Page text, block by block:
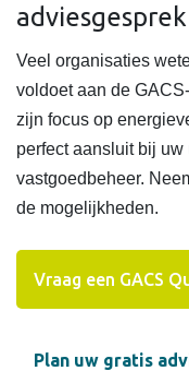
Veel organisaties
voldoet aan de
zijn focus op
perfect aansluit bij
vastgoedbeheer.
de mogelijkheden.
Vraag een GACS
Plan uw gratis